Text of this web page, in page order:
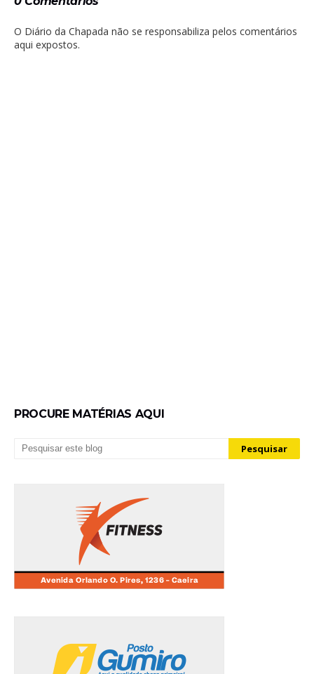
O Diário da Chapada não se responsabiliza pelos comentários
aqui expostos.
PROCURE MATÉRIAS AQUI